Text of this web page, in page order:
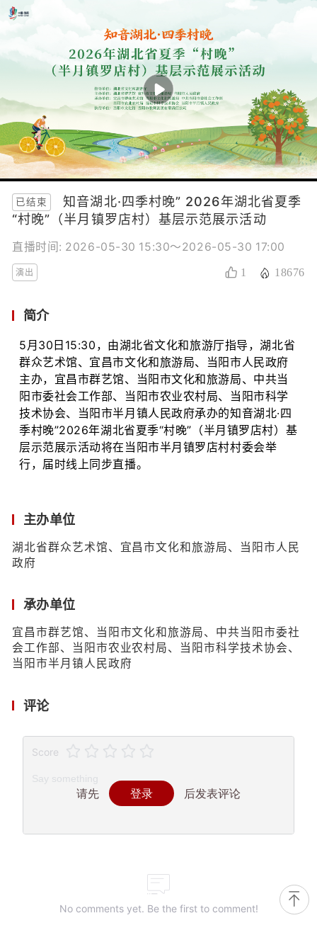
已结束
知音湖北·四季村晚” 2026年湖北省夏季
“村晚”（半月镇罗店村）基层示范展示活动
直播时间: 2026-05-30 15:30～2026-05-30 17:00
演出 18676
1
简介
5月30日15:30，由湖北省文化和旅游厅指导，湖北省
群众艺术馆、宜昌市文化和旅游局、当阳市人民政府
主办，宜昌市群艺馆、当阳市文化和旅游局、中共当
阳市委社会工作部、当阳市农业农村局、当阳市科学
技术协会、当阳市半月镇人民政府承办的知音湖北·四
季村晚”2026年湖北省夏季“村晚”（半月镇罗店村）基
层示范展示活动将在当阳市半月镇罗店村村委会举
行，届时线上同步直播。
主办单位
湖北省群众艺术馆、宜昌市文化和旅游局、当阳市人民
政府
承办单位
宜昌市群艺馆、当阳市文化和旅游局、中共当阳市委社
会工作部、当阳市农业农村局、当阳市科学技术协会、
当阳市半月镇人民政府
评论